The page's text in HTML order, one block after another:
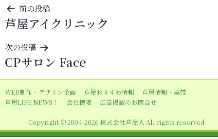
投
稿
ナ
ビ
ゲ
ー
シ
ン
前の投稿
芦屋アイクリニック
次の投稿
CPサロン Face
WEB制作・デザイン企画 芦屋おすすめ情報
芦屋情報・黒帯
芦屋LIFE NEWS！
会社概要 広告掲載のお問合せ
Copyright © 2004-2026 株式会社芦屋人 All rights reserved.